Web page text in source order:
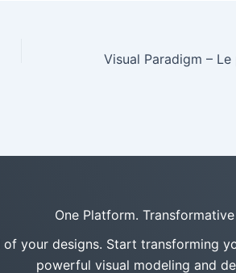
One Platform.
your designs. Start transforming
powerful visual modeling and